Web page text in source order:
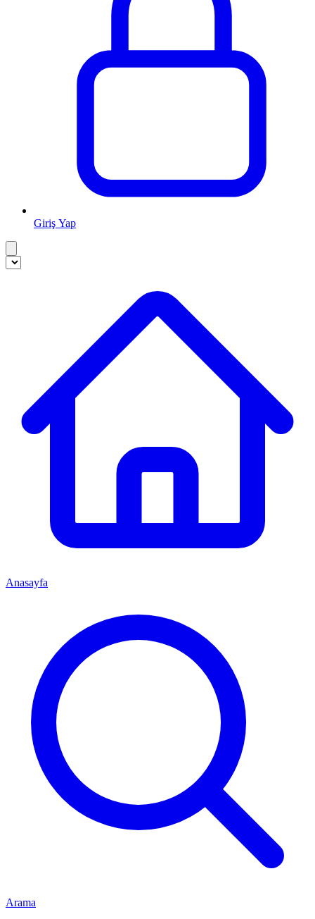
Giriş Yap
Anasayfa
Arama